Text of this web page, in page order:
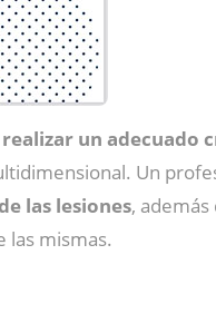
un adecuado
Un
las lesiones,
las mismas.